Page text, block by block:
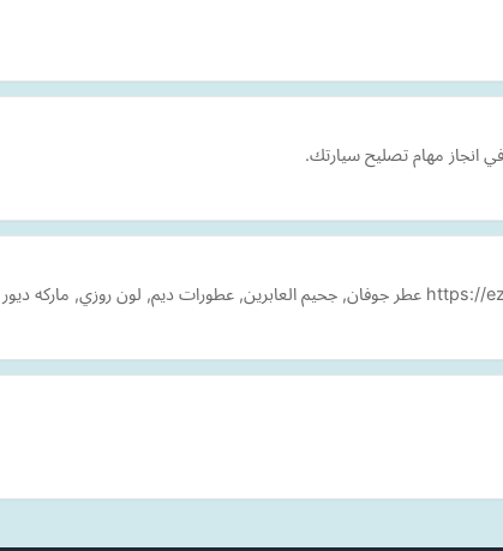
انجاز مهام تصليح سيارتك.